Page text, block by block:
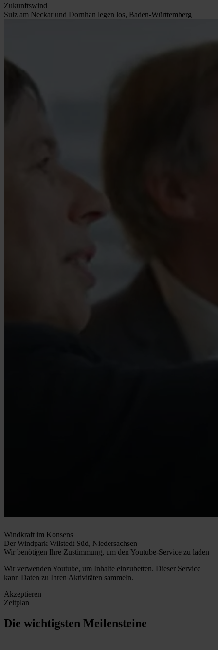
Zukunftswind
Sulz am Neckar und Dornhan legen los, Baden-Württemberg
Windkraft im Konsens
Der Windpark Wilstedt Süd, Niedersachsen
Wir benötigen Ihre Zustimmung, um den Youtube-Service zu laden
Wir verwenden Youtube, um Inhalte einzubetten. Dieser Service
kann Daten zu Ihren Aktivitäten sammeln.
Akzeptieren
Zeitplan
Die wichtigsten Meilensteine